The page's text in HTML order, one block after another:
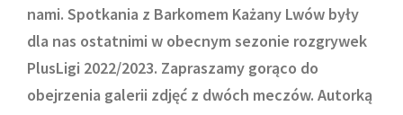
nami. Spotkania z Barkomem Każany Lwów były
dla nas ostatnimi w obecnym sezonie rozgrywek
PlusLigi 2022/2023. Zapraszamy gorąco do
obejrzenia galerii zdjęć z dwóch meczów. Autorką